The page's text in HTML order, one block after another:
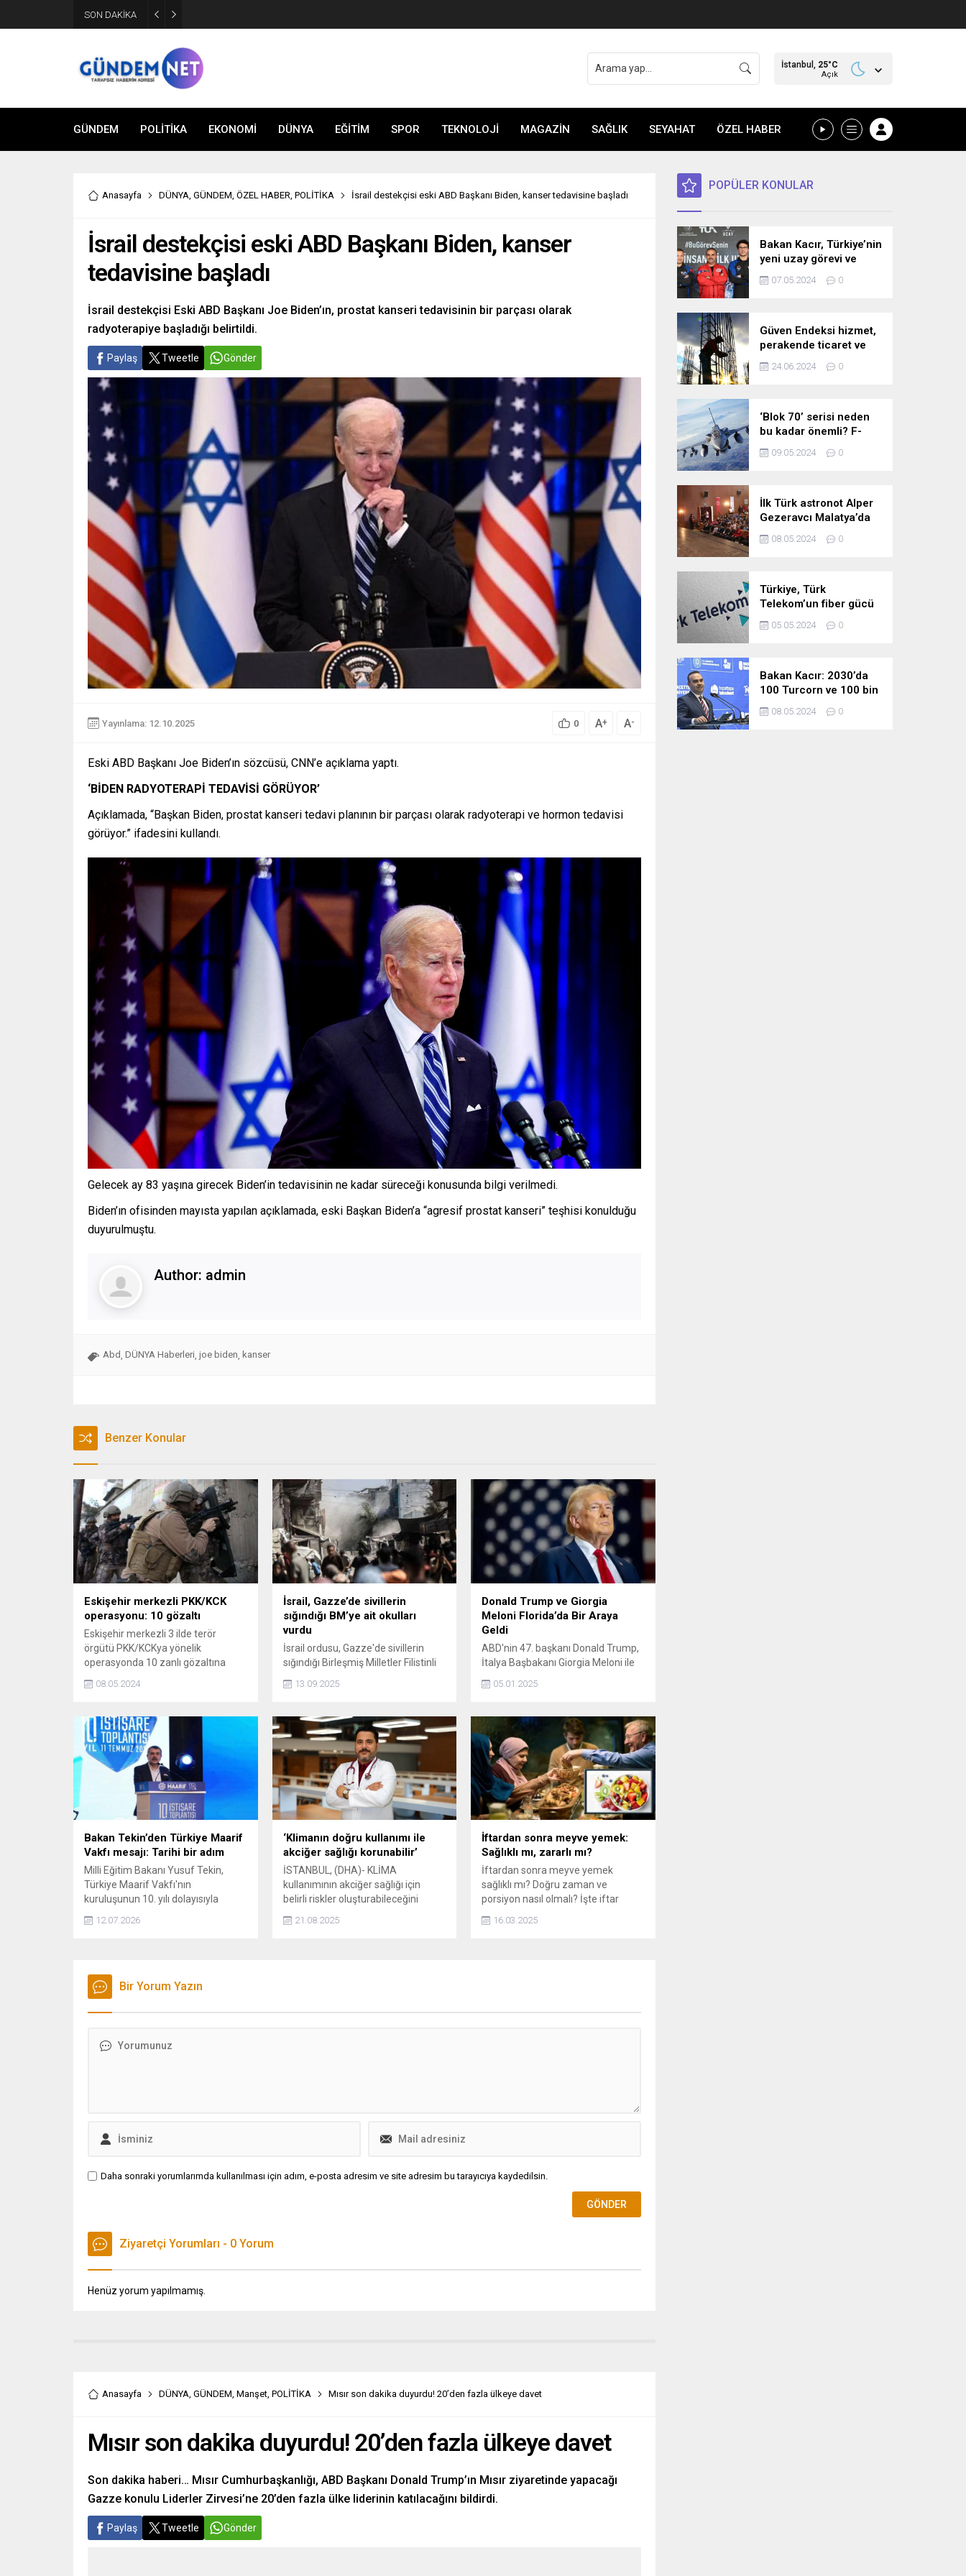
SON DAKİKA
İstanbul, 25°C
Açık
GÜNDEM POLİTİKA EKONOMİ DÜNYA EĞİTİM SPOR TEKNOLOJİ MAGAZİN SAĞLIK SEYAHAT ÖZEL HABER
Anasayfa DÜNYA, GÜNDEM, ÖZEL HABER, POLİTİKA İsrail destekçisi eski ABD Başkanı Biden, kanser tedavisine başladı
İsrail destekçisi eski ABD Başkanı Biden, kanser
tedavisine başladı
İsrail destekçisi Eski ABD Başkanı Joe Biden’ın, prostat kanseri tedavisinin bir parçası olarak
radyoterapiye başladığı belirtildi.
Paylaş Tweetle Gönder
Yayınlama: 12.10.2025 0 A+ A-
Eski ABD Başkanı Joe Biden’ın sözcüsü, CNN’e açıklama yaptı.
‘BİDEN RADYOTERAPİ TEDAVİSİ GÖRÜYOR’
Açıklamada, “Başkan Biden, prostat kanseri tedavi planının bir parçası olarak radyoterapi ve hormon tedavisi
görüyor.” ifadesini kullandı.
Gelecek ay 83 yaşına girecek Biden’in tedavisinin ne kadar süreceği konusunda bilgi verilmedi.
Biden’ın ofisinden mayısta yapılan açıklamada, eski Başkan Biden’a “agresif prostat kanseri” teşhisi konulduğu
duyurulmuştu.
Author: admin
Abd, DÜNYA Haberleri, joe biden, kanser
Benzer Konular
Eskişehir merkezli PKK/KCK
operasyonu: 10 gözaltı
Eskişehir merkezli 3 ilde terör
örgütü PKK/KCKya yönelik
operasyonda 10 zanlı gözaltına
08.05.2024
İsrail, Gazze’de sivillerin
sığındığı BM’ye ait okulları
vurdu
İsrail ordusu, Gazze'de sivillerin
sığındığı Birleşmiş Milletler Filistinli
(UNRWA) ait 3 okulu vurdu.
13.09.2025
Donald Trump ve Giorgia
Meloni Florida’da Bir Araya
Geldi
ABD'nin 47. başkanı Donald Trump,
İtalya Başbakanı Giorgia Meloni ile
malikanesinde bir araya geldi. İkili,
yemeği yedi.
05.01.2025
Bakan Tekin’den Türkiye Maarif
Vakfı mesajı: Tarihi bir adım
Milli Eğitim Bakanı Yusuf Tekin,
Türkiye Maarif Vakfı'nın
kuruluşunun 10. yılı dolayısıyla
uluslararası eğitim vizyonunu
12.07.2026
‘Klimanın doğru kullanımı ile
akciğer sağlığı korunabilir’
İSTANBUL, (DHA)- KLİMA
kullanımının akciğer sağlığı için
belirli riskler oluşturabileceğini
ve proaktif önlemlerle
sağlığının ve konforun bir arada
21.08.2025
İftardan sonra meyve yemek:
Sağlıklı mı, zararlı mı?
İftardan sonra meyve yemek
sağlıklı mı? Doğru zaman ve
porsiyon nasıl olmalı? İşte iftar
bilinmesi gerekenler!
16.03.2025
Bir Yorum Yazın
Daha sonraki yorumlarımda kullanılması için adım, e-posta adresim ve site adresim bu tarayıcıya kaydedilsin.
Ziyaretçi Yorumları - 0 Yorum
Henüz yorum yapılmamış.
Anasayfa DÜNYA GÜNDEM Manşet POLİTİKA Mısır son dakika duyurdu! 20’den fazla ülkeye davet
Mısır son dakika duyurdu! 20’den fazla ülkeye davet
Son dakika haberi… Mısır Cumhurbaşkanlığı, ABD Başkanı Donald Trump’ın Mısır ziyaretinde yapacağı
Gazze konulu Liderler Zirvesi’ne 20’den fazla ülke liderinin katılacağını bildirdi.
Paylaş Tweetle Gönder
POPÜLER KONULAR
Bakan Kacır, Türkiye’nin
yeni uzay görevi ve
bilim misyonunu
açıkladı! İşte detaylar…
07.05.2024 0
Güven Endeksi hizmet,
perakende ticaret ve
inşaat sektörlerinde
düştü
24.06.2024 0
‘Blok 70’ serisi neden
bu kadar önemli? F-
16’larla ilgili merak
edilenleri anlattı!
09.05.2024 0
İlk Türk astronot Alper
Gezeravcı Malatya’da
öğrencilerle bir araya
geldi!
08.05.2024 0
Türkiye, Türk
Telekom’un fiber gücü
ile yarının
teknolojilerine hazır
05.05.2024 0
Bakan Kacır: 2030’da
100 Turcorn ve 100 bin
teknoloji girişimciliği
hedefimize ulaşacağız
08.05.2024 0